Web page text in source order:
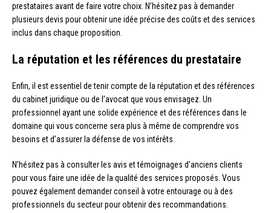
prestataires avant de faire votre choix. N’hésitez pas à demander
plusieurs devis pour obtenir une idée précise des coûts et des services
inclus dans chaque proposition.
La réputation et les références du prestataire
Enfin, il est essentiel de tenir compte de la réputation et des références
du cabinet juridique ou de l’avocat que vous envisagez. Un
professionnel ayant une solide expérience et des références dans le
domaine qui vous concerne sera plus à même de comprendre vos
besoins et d’assurer la défense de vos intérêts.
N’hésitez pas à consulter les avis et témoignages d’anciens clients
pour vous faire une idée de la qualité des services proposés. Vous
pouvez également demander conseil à votre entourage ou à des
professionnels du secteur pour obtenir des recommandations.